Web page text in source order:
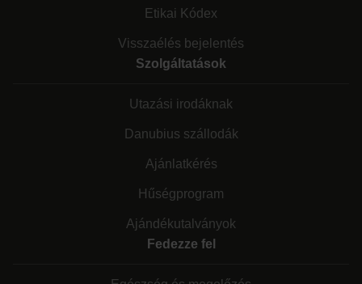
Etikai Kódex
Visszaélés bejelentés
Szolgáltatások
Utazási irodáknak
Danubius szállodák
Ajánlatkérés
Hűségprogram
Ajándékutalványok
Fedezze fel